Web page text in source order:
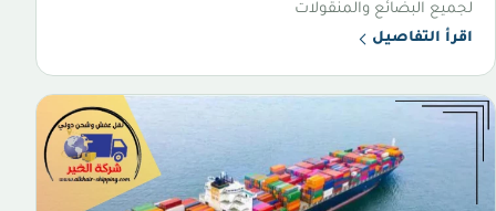
لجميع البضائع والمنقولات
اقرأ التفاصيل